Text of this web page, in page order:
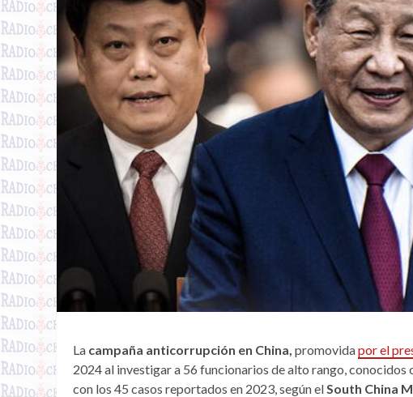
La campaña anticorrupción en China, promovidapor el
2024 al investigar a 56 funcionarios de alto rango,
con los 45 casos reportados en 2023, según el South China